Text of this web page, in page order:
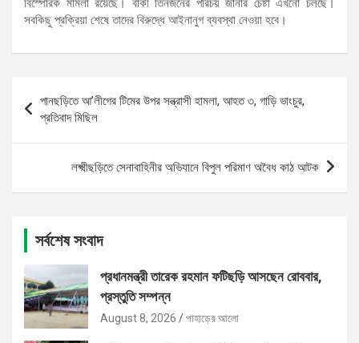
বিস্পোরক মামলা রয়েছে। বাকী তিনজনের পরিচয় জানার চেষ্টা এখনো চলছে।
সবকিছু প্রক্রিয়া শেষে তাদের বিরুদ্ধে আইনানুগ ব্যবস্থা নেওয়া হবে।
navigation
পানছড়িতে আ’লীগের টিমের উপর সন্ত্রাসী হামলা, আহত ৩, গাড়ি ভাংচুর,
প্রতিবাদ মিছিল
লক্ষ্মীছড়িতে সেনাবাহিনীর অভিযানে বিপুল পরিমাণ অবৈধ কাঠ আটক
সর্বশেষ সংবাদ
প্রধানমন্ত্রী তারেক রহমান ফটিছড়ি আসছেন রোববার,
প্রস্তুতি সম্পন্ন
August 8, 2026 পাহাড়ের আলো